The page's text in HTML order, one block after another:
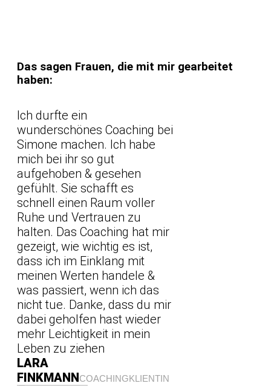
Das sagen Frauen, die mit mir gearbeitet
haben:
Ich durfte ein
wunderschönes Coaching bei
Simone machen. Ich habe
mich bei ihr so gut
aufgehoben & gesehen
gefühlt. Sie schafft es
schnell einen Raum voller
Ruhe und Vertrauen zu
halten. Das Coaching hat mir
gezeigt, wie wichtig es ist,
dass ich im Einklang mit
meinen Werten handele &
was passiert, wenn ich das
nicht tue. Danke, dass du mir
dabei geholfen hast wieder
mehr Leichtigkeit in mein
Leben zu ziehen
LARA
FINKMANNCOACHINGKLIENTIN